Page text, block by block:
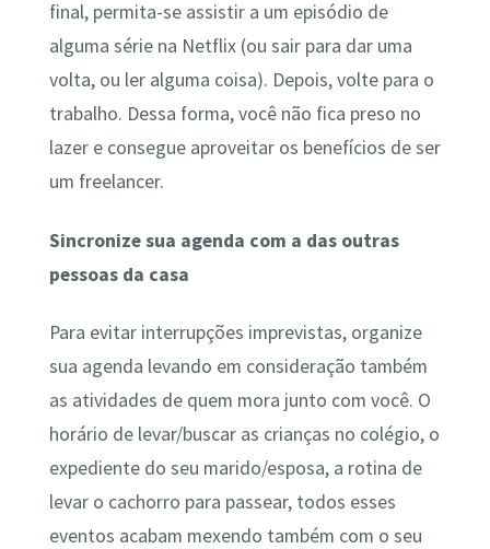
final, permita-se assistir a um episódio de
alguma série na Netflix (ou sair para dar uma
volta, ou ler alguma coisa). Depois, volte para o
trabalho. Dessa forma, você não fica preso no
lazer e consegue aproveitar os benefícios de ser
um freelancer.
Sincronize sua agenda com a das outras
pessoas da casa
Para evitar interrupções imprevistas, organize
sua agenda levando em consideração também
as atividades de quem mora junto com você. O
horário de levar/buscar as crianças no colégio, o
expediente do seu marido/esposa, a rotina de
levar o cachorro para passear, todos esses
eventos acabam mexendo também com o seu